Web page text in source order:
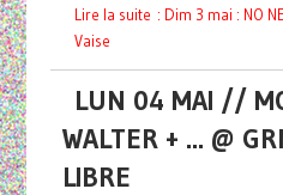
Lire la suite : Dim 3 mai : NO
Vaise
LUN 04 MAI //
WALTER + ... @
LIBRE